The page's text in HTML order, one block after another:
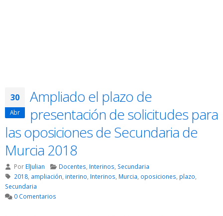
30
Abr
Ampliado el plazo de
presentación de solicitudes para
las oposiciones de Secundaria de
Murcia 2018
Por ElJulian Docentes Interinos Secundaria
2018, ampliación interino Interinos Murcia oposiciones plazo
Secundaria
0 Comentarios